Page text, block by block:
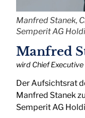
Manfred Stanek,
Semperit AG
Manfred
wird Chief
Der Aufsichtsrat
Manfred Stanek
Semperit AG